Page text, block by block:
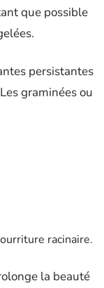
que possible
persistantes
graminées ou
racinaire.
la beauté